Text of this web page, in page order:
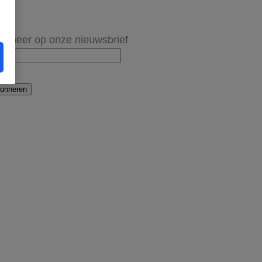
op onze nieuwsbrief